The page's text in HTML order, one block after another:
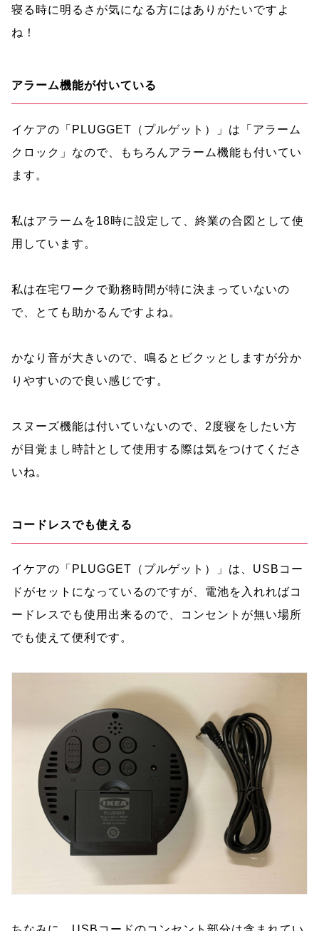
寝る時に明るさが気になる方にはありがたいですよ
ね！
アラーム機能が付いている
イケアの「PLUGGET（プルゲット）」は「アラーム
クロック」なので、もちろんアラーム機能も付いてい
ます。
私はアラームを18時に設定して、終業の合図として使
用しています。
私は在宅ワークで勤務時間が特に決まっていないの
で、とても助かるんですよね。
かなり音が大きいので、鳴るとビクッとしますが分か
りやすいので良い感じです。
スヌーズ機能は付いていないので、2度寝をしたい方
が目覚まし時計として使用する際は気をつけてくださ
いね。
コードレスでも使える
イケアの「PLUGGET（プルゲット）」は、USBコー
ドがセットになっているのですが、電池を入れればコ
ードレスでも使用出来るので、コンセントが無い場所
でも使えて便利です。